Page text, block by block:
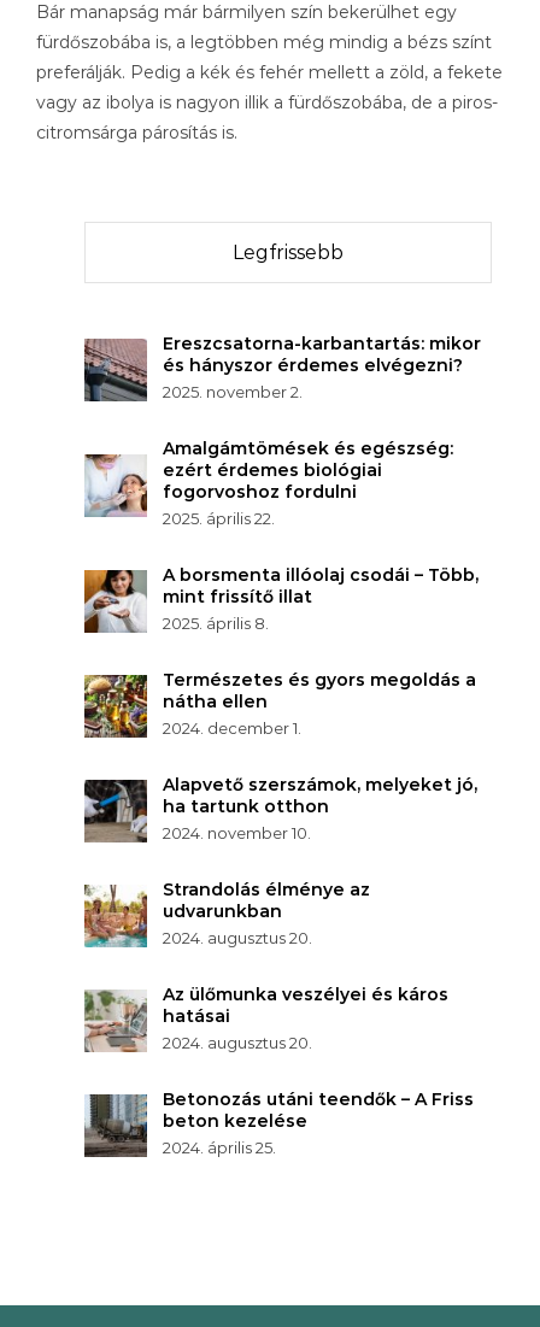
Bár manapság már bármilyen szín bekerülhet egy
fürdőszobába is, a legtöbben még mindig a bézs színt
preferálják. Pedig a kék és fehér mellett a zöld, a fekete
vagy az ibolya is nagyon illik a fürdőszobába, de a piros-
citromsárga párosítás is.
Legfrissebb
Ereszcsatorna-karbantartás: mikor
és hányszor érdemes elvégezni?
2025. november 2.
Amalgámtömések és egészség:
ezért érdemes biológiai
fogorvoshoz fordulni
2025. április 22.
A borsmenta illóolaj csodái – Több,
mint frissítő illat
2025. április 8.
Természetes és gyors megoldás a
nátha ellen
2024. december 1.
Alapvető szerszámok, melyeket jó,
ha tartunk otthon
2024. november 10.
Strandolás élménye az
udvarunkban
2024. augusztus 20.
Az ülőmunka veszélyei és káros
hatásai
2024. augusztus 20.
Betonozás utáni teendők – A Friss
beton kezelése
2024. április 25.